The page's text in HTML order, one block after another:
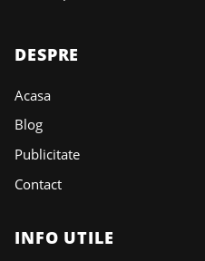
DESPRE
Acasa
Blog
Publicitate
Contact
INFO UTILE